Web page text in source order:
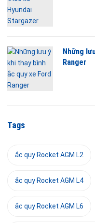
Những
Ranger
Tags
ắc quy Rocket AGM L2
ắc quy Rocket AGM L4
ắc quy Rocket AGM L6